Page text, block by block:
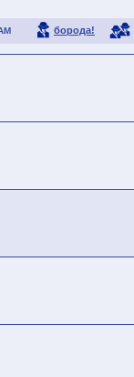
борода!